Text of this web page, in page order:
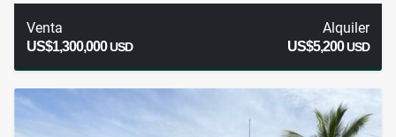
Venta
US$1,300,000USD
Alquiler
US$5,200USD